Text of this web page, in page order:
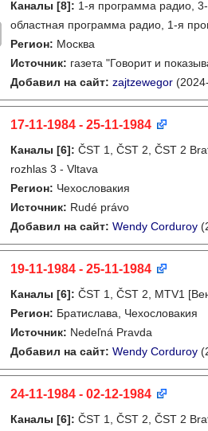
Каналы [8]: 1-я программа радио,
областная программа радио, 1-я
Регион: Москва
Источник: газета "Говорит и
Добавил на сайт: zajtzewegor
17-11-1984 - 25-11-1984
Каналы [6]: ČST 1, ČST 2, ČST 2
rozhlas 3 - Vltava
Регион: Чехословакия
Источник: Rudé právo
Добавил на сайт: Wendy Corduroy
19-11-1984 - 25-11-1984
Каналы [6]: ČST 1, ČST 2, MTV1
Регион: Братислава, Чехословакия
Источник: Nedeľná Pravda
Добавил на сайт: Wendy Corduroy
24-11-1984 - 02-12-1984
Каналы [6]: ČST 1, ČST 2, ČST 2